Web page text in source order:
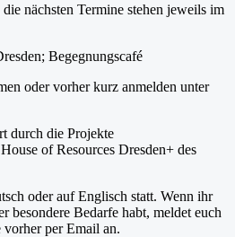
nächsten Termine stehen jeweils im
Begegnungscafé
oder vorher kurz anmelden unter
durch die Projekte
of Resources Dresden+ des
oder auf Englisch statt. Wenn ihr
besondere Bedarfe habt, meldet euch
vorher per Email an.